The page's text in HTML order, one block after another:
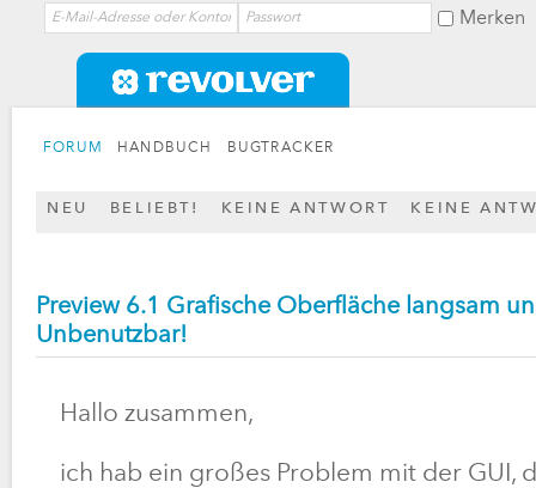
Merken
FORUM HANDBUCH BUGTRACKER
NEU BELIEBT! KEINE ANTWORT KEINE
Preview 6.1 Grafische Oberfläche langsam
Unbenutzbar!
Hallo zusammen,
ich hab ein großes Problem mit der GUI,